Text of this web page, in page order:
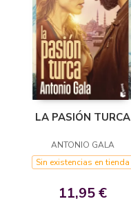
LA PASIÓN TURCA
ANTONIO GALA
Sin existencias en tienda
11,95 €